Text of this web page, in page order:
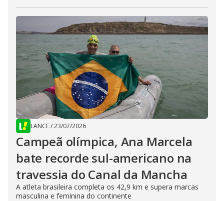
LANCE/23/07/2026
Campeã olímpica, Ana Marcela
bate recorde sul-americano na
travessia do Canal da Mancha
A atleta brasileira completa os 42,9 km e supera marcas
masculina e feminina do continente